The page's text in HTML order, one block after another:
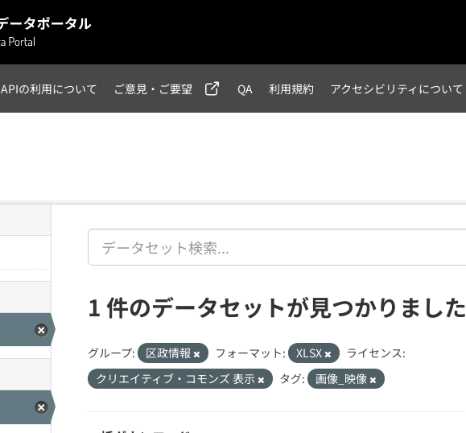
APIの利用について ご意見・ご要望 QA 利用規約 アクセシビリティについて
1 件のデータセットが見つかりました
グループ: 区政情報 フォーマット: XLSX
ライセンス:
クリエイティブ・コモンズ 表示
タグ: 画像_映像